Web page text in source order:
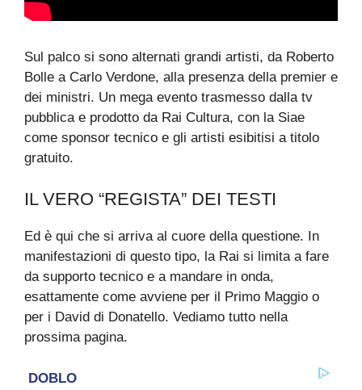
Sul palco si sono alternati grandi artisti, da Roberto
Bolle a Carlo Verdone, alla presenza della premier e
dei ministri. Un mega evento trasmesso dalla tv
pubblica e prodotto da Rai Cultura, con la Siae
come sponsor tecnico e gli artisti esibitisi a titolo
gratuito.
IL VERO “REGISTA” DEI TESTI
Ed è qui che si arriva al cuore della questione. In
manifestazioni di questo tipo, la Rai si limita a fare
da supporto tecnico e a mandare in onda,
esattamente come avviene per il Primo Maggio o
per i David di Donatello. Vediamo tutto nella
prossima pagina.